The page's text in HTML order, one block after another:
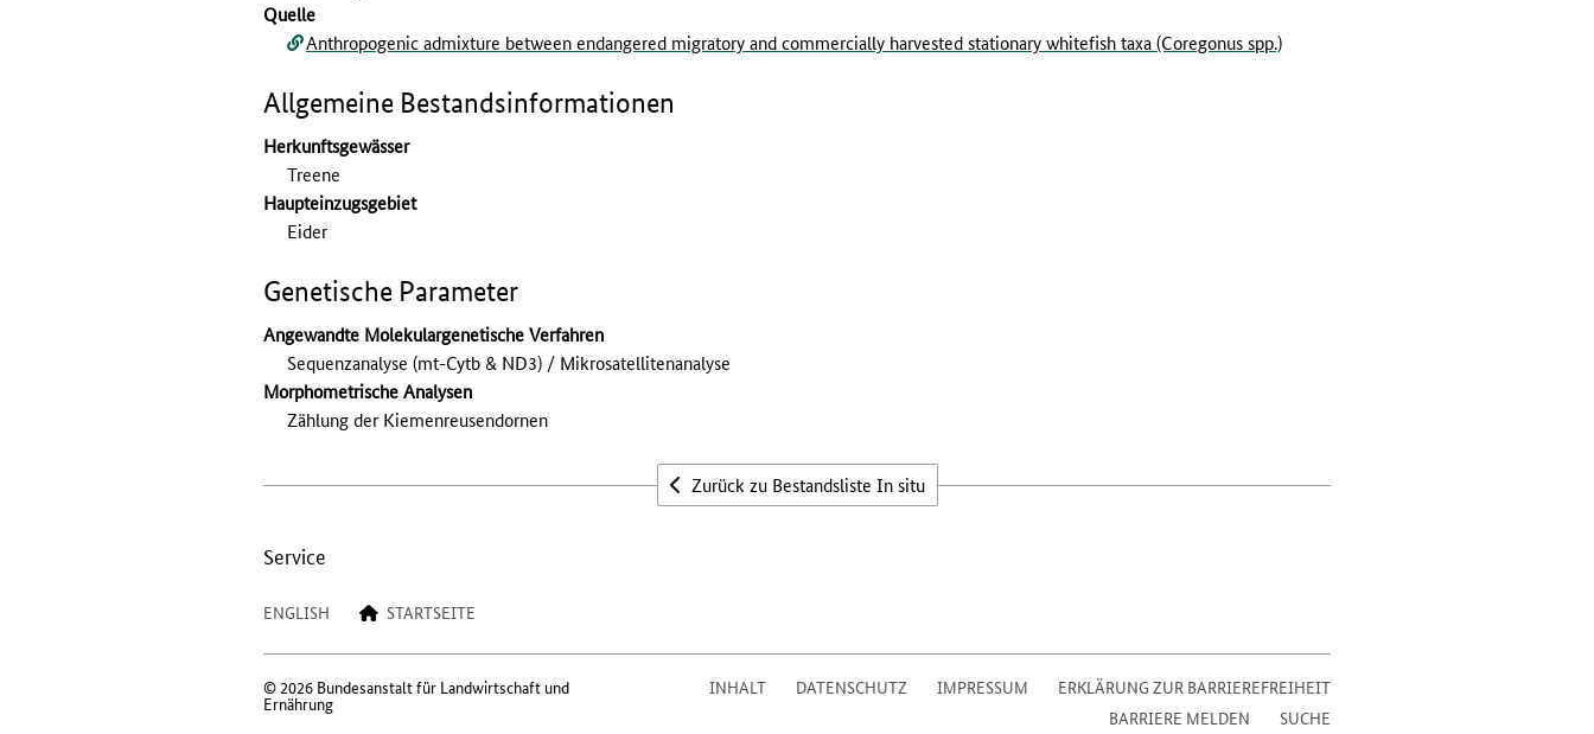
Quelle
Anthropogenic admixture between endangered migratory and commercially harvested stationary whitefish taxa (Coregonus spp.)
Allgemeine Bestandsinformationen
Herkunftsgewässer
Treene
Haupteinzugsgebiet
Eider
Genetische Parameter
Angewandte Molekulargenetische Verfahren
Sequenzanalyse (mt-Cytb & ND3) / Mikrosatellitenanalyse
Morphometrische Analysen
Zählung der Kiemenreusendornen
Zurück zu Bestandsliste In situ
Service
ENGLISH STARTSEITE
INHALT DATENSCHUTZ IMPRESSUM
ERKLÄRUNG ZUR BARRIEREFREIHEIT
BARRIERE MELDEN
SUCHE
© 2026 Bundesanstalt für Landwirtschaft und
Ernährung